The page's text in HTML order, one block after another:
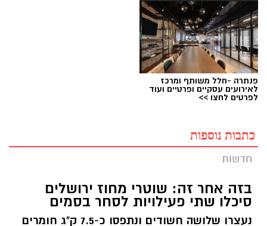
פנתרה -חלל משותף ומרכז
לאירועים עסקיים ופרטיים ועוד
לפרטים לחצו >>
כתבות נוספות
חדשות
בזה אחר זה: שוטרי מחוז ירושלים
סיכלו שתי פעילויות לסחר בסמים
נעצרו שלושה חשודים ונתפסו כ-7.5 ק"ג חומרים